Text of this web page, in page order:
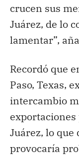
crucen sus
Juárez, de lo
lamentar”,
Recordó que
Paso, Texas,
intercambio
Juárez, lo que
provocaría